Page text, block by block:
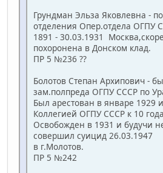
Грундман Эльза Яковлевна -
отделения Опер.отдела ОГПУ
1891 - 30.03.1931
похоронена в Донском клад.
ПР 5 №236 ??
Болотов Степан Архипович -
зам.полпреда ОГПУ СССР по
Был арестован в январе 1929
Коллегией ОГПУ СССР к 10
Освобожден в 1931 и будучи
совершил суицид 26.03.1947
в г.Молотов.
ПР 5 №242